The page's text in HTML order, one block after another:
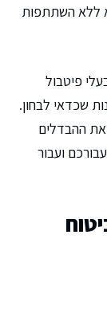
ללא השתתפות
פיטבול
שכדאי לבחון.
ההבדלים
ועבור